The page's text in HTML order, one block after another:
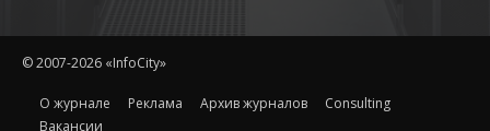
© 2007-2026 «InfoCity»
O журнале Реклама Архив журналов
Consulting
Вакансии